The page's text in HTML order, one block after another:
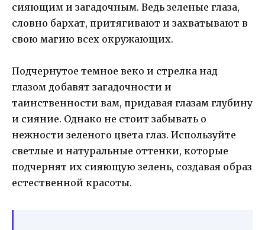
сияющим и загадочным. Ведь зеленые глаза,
словно бархат, притягивают и захватывают в
свою магию всех окружающих.
Подчернутое темное веко и стрелка над
глазом добавят загадочности и
таинственности вам, придавая глазам глубину
и сияние. Однако не стоит забывать о
нежности зеленого цвета глаз. Используйте
светлые и натуральные оттенки, которые
подчернят их сияющую зелень, создавая образ
естественной красоты.